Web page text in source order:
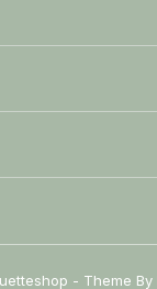
- Theme By